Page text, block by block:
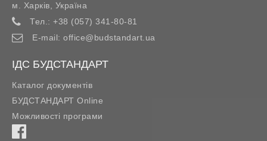
м. Харків
Україна
Тел.: +38 (057) 341-80-81
E-mail: office@budstandart.ua
ІДС БУДСТАНДАРТ
Каталог документів
БУДСТАНДАРТ Online
Можливості програми